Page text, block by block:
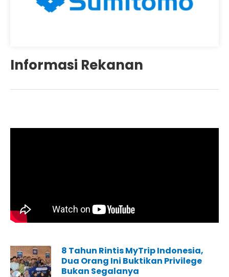
Informasi Rekanan
8 Tahun Rintis MyTrip Indonesia,
Dua Orang Ini Buktikan Privilege
Bukan Segalanya